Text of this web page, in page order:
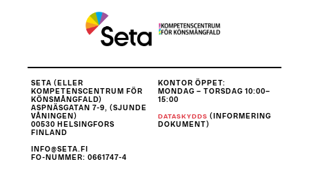
SETA (ELLER
KOMPETENSCENTRUM FÖR
KÖNSMÅNGFALD)
ASPNÄSGATAN 7-9, (SJUNDE
VÅNINGEN)
00530 HELSINGFORS
FINLAND
INFO@SETA.FI
FO-NUMMER: 0661747-4
KONTOR ÖPPET:
MONDAG – TORSDAG 10:00–
15:00
DATASKYDDS (INFORMERING
DOKUMENT)